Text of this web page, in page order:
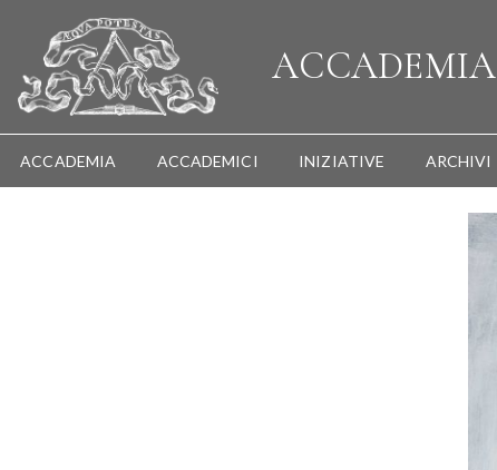
ACCADEMIA
ACCADEMIA ACCADEMICI INIZIATIVE ARCHIVI